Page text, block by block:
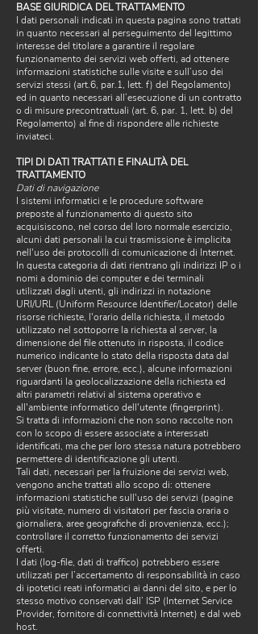
BASE GIURIDICA DEL TRATTAMENTO
I dati personali indicati in questa pagina sono trattati
in quanto necessari al perseguimento del legittimo
interesse del titolare a garantire il regolare
funzionamento dei servizi web offerti, ad ottenere
informazioni statistiche sulle visite e sull’uso dei
servizi stessi (art.6, par.1, lett. f) del Regolamento)
ed in quanto necessari all’esecuzione di un contratto
o di misure precontrattuali (art. 6, par. 1, lett. b) del
Regolamento) al fine di rispondere alle richieste
inviateci.
TIPI DI DATI TRATTATI E FINALITÀ DEL
TRATTAMENTO
Dati di navigazione
I sistemi informatici e le procedure software
preposte al funzionamento di questo sito
acquisiscono, nel corso del loro normale esercizio,
alcuni dati personali la cui trasmissione è implicita
nell'uso dei protocolli di comunicazione di Internet.
In questa categoria di dati rientrano gli indirizzi IP o i
nomi a dominio dei computer e dei terminali
utilizzati dagli utenti, gli indirizzi in notazione
URI/URL (Uniform Resource Identifier/Locator) delle
risorse richieste, l'orario della richiesta, il metodo
utilizzato nel sottoporre la richiesta al server, la
dimensione del file ottenuto in risposta, il codice
numerico indicante lo stato della risposta data dal
server (buon fine, errore, ecc.), alcune informazioni
riguardanti la geolocalizzazione della richiesta ed
altri parametri relativi al sistema operativo e
all'ambiente informatico dell'utente (fingerprint).
Si tratta di informazioni che non sono raccolte non
con lo scopo di essere associate a interessati
identificati, ma che per loro stessa natura potrebbero
permettere di identificazione gli utenti.
Tali dati, necessari per la fruizione dei servizi web,
vengono anche trattati allo scopo di: ottenere
informazioni statistiche sull'uso dei servizi (pagine
più visitate, numero di visitatori per fascia oraria o
giornaliera, aree geografiche di provenienza, ecc.);
controllare il corretto funzionamento dei servizi
offerti.
I dati (log-file, dati di traffico) potrebbero essere
utilizzati per l’accertamento di responsabilità in caso
di ipotetici reati informatici ai danni del sito, e per lo
stesso motivo conservati dall’ ISP (Internet Service
Provider, fornitore di connettività Internet) e dal web
host.